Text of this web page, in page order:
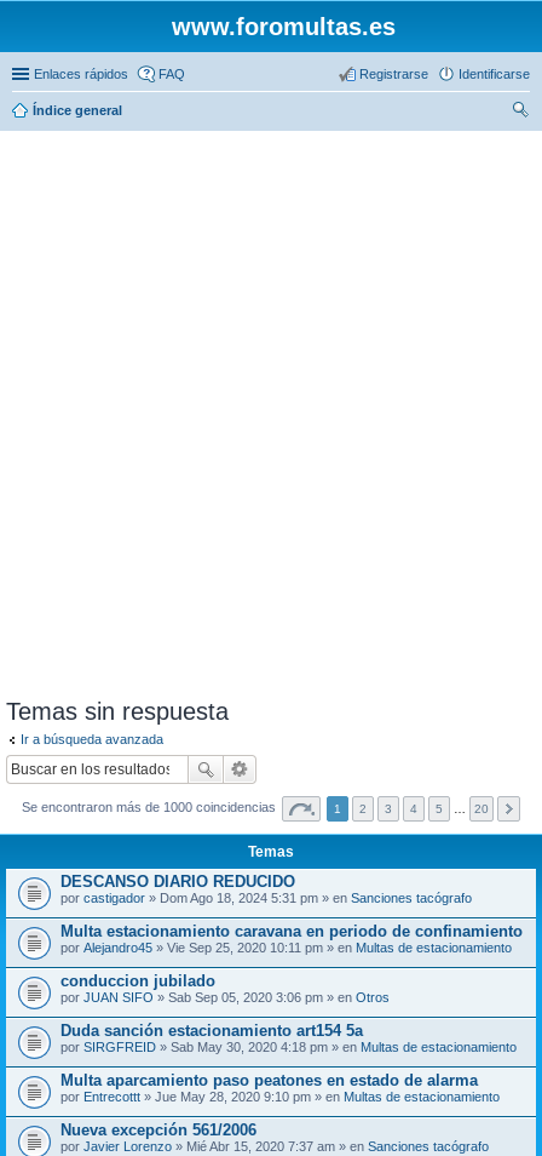
www.foromultas.es
Enlaces rápidos FAQ Identificarse
Registrarse
Índice general
Temas sin respuesta
Ir a búsqueda avanzada
Se encontraron más de 1000 coincidencias 1 2 3 4 5 20
Temas
DESCANSO DIARIO REDUCIDO
por castigador » Dom Ago 18, 2024 5:31 pm » en Sanciones tacógrafo
Multa estacionamiento caravana en periodo de confinamiento
por Alejandro45 » Vie Sep 25, 2020 10:11 pm » en Multas de estacionamiento
conduccion jubilado
por JUAN SIFO » Sab Sep 05, 2020 3:06 pm » en Otros
Duda sanción estacionamiento art154 5a
por SIRGFREID » Sab May 30, 2020 4:18 pm » en Multas de estacionamiento
Multa aparcamiento paso peatones en estado de alarma
por Entrecottt » Jue May 28, 2020 9:10 pm » en Multas de estacionamiento
Nueva excepción 561/2006
por Javier Lorenzo » Mié Abr 15, 2020 7:37 am » en Sanciones tacógrafo